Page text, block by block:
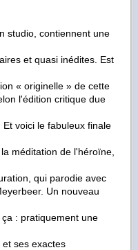
studio, contiennent une
et quasi inédites. Est
« originelle » de cette
l'édition critique due
voici le fabuleux finale
méditation de l'héroïne,
qui parodie avec
Un nouveau
: pratiquement une
ses exactes